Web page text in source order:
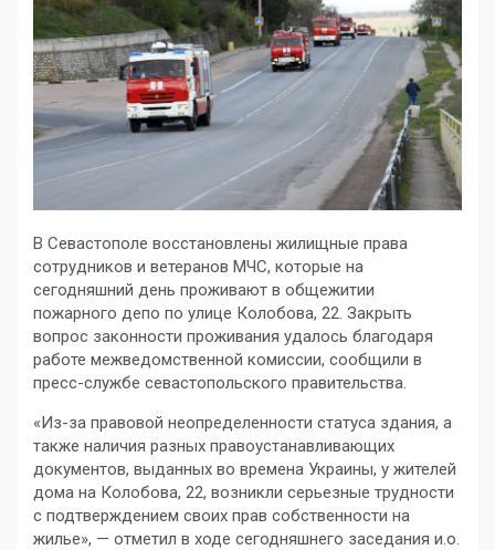
В Севастополе восстановлены жилищные права
сотрудников и ветеранов МЧС, которые на
сегодняшний день проживают в общежитии
пожарного депо по улице Колобова, 22. Закрыть
вопрос законности проживания удалось благодаря
работе межведомственной комиссии, сообщили в
пресс-службе севастопольского правительства.
«Из-за правовой неопределенности статуса здания, а
также наличия разных правоустанавливающих
документов, выданных во времена Украины, у жителей
дома на Колобова, 22, возникли серьезные трудности
с подтверждением своих прав собственности на
жилье», — отметил в ходе сегодняшнего заседания и.о.